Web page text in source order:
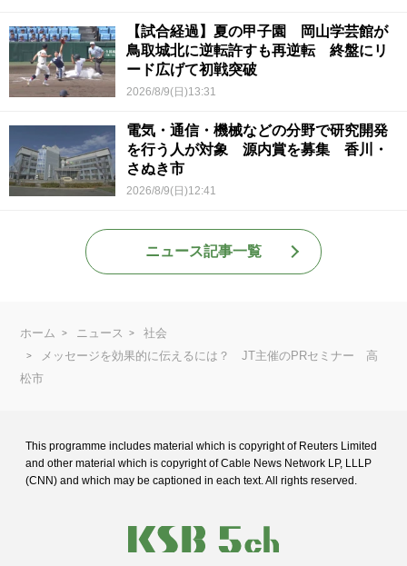
【試合経過】夏の甲子園 岡山学芸館が
鳥取城北に逆転許すも再逆転 終盤にリ
ード広げて初戦突破
2026/8/9(日)13:31
電気・通信・機械などの分野で研究開発
を行う人が対象 源内賞を募集 香川・
さぬき市
2026/8/9(日)12:41
ニュース記事一覧
ホーム ニュース
社会
メッセージを効果的に伝えるには？ JT主催のPRセミナー 高
松市
This programme includes material which is copyright of Reuters Limited
and other material which is copyright of Cable News Network LP, LLLP
(CNN) and which may be captioned in each text. All rights reserved.